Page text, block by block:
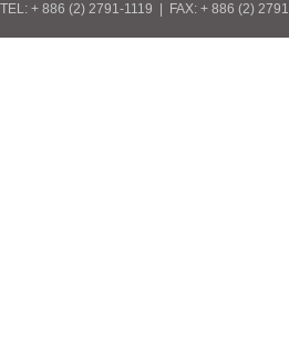
TEL: + 886 (2) 2791-1119 | FAX: + 886 (2)